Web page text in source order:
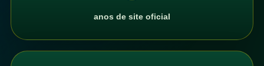
anos de site oficial